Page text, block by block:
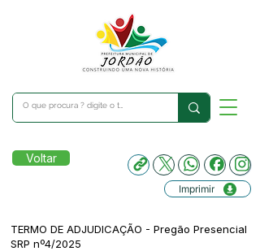
Voltar
Imprimir
TERMO DE ADJUDICAÇÃO - Pregão Presencial
SRP nº4/2025